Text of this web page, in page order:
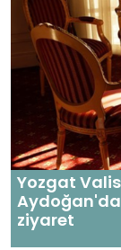
Yozgat
ziyaret